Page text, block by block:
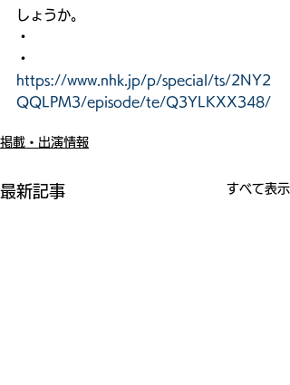
しょうか。
・
・
https://www.nhk.jp/p/special/ts/2NY2
QQLPM3/episode/te/Q3YLKXX348/
掲載・出演情報
最新記事 すべて表示